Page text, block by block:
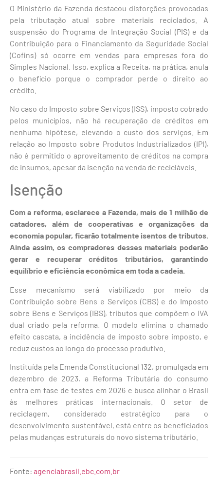
O Ministério da Fazenda destacou distorções provocadas
pela tributação atual sobre materiais reciclados. A
suspensão do Programa de Integração Social (PIS) e da
Contribuição para o Financiamento da Seguridade Social
(Cofins) só ocorre em vendas para empresas fora do
Simples Nacional. Isso, explica a Receita, na prática, anula
o benefício porque o comprador perde o direito ao
crédito.
No caso do Imposto sobre Serviços (ISS), imposto cobrado
pelos municípios, não há recuperação de créditos em
nenhuma hipótese, elevando o custo dos serviços. Em
relação ao Imposto sobre Produtos Industrializados (IPI),
não é permitido o aproveitamento de créditos na compra
de insumos, apesar da isenção na venda de recicláveis.
Isenção
Com a reforma, esclarece a Fazenda, mais de 1 milhão de
catadores, além de cooperativas e organizações da
economia popular, ficarão totalmente isentos de tributos.
Ainda assim, os compradores desses materiais poderão
gerar e recuperar créditos tributários, garantindo
equilíbrio e eficiência econômica em toda a cadeia.
Esse mecanismo será viabilizado por meio da
Contribuição sobre Bens e Serviços (CBS) e do Imposto
sobre Bens e Serviços (IBS), tributos que compõem o IVA
dual criado pela reforma. O modelo elimina o chamado
efeito cascata, a incidência de imposto sobre imposto, e
reduz custos ao longo do processo produtivo.
Instituída pela Emenda Constitucional 132, promulgada em
dezembro de 2023, a Reforma Tributária do consumo
entra em fase de testes em 2026 e busca alinhar o Brasil
às melhores práticas internacionais. O setor de
reciclagem, considerado estratégico para o
desenvolvimento sustentável, está entre os beneficiados
pelas mudanças estruturais do novo sistema tributário.
Fonte: agenciabrasil.ebc.com.br